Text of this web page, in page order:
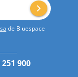
de Bluespace
900